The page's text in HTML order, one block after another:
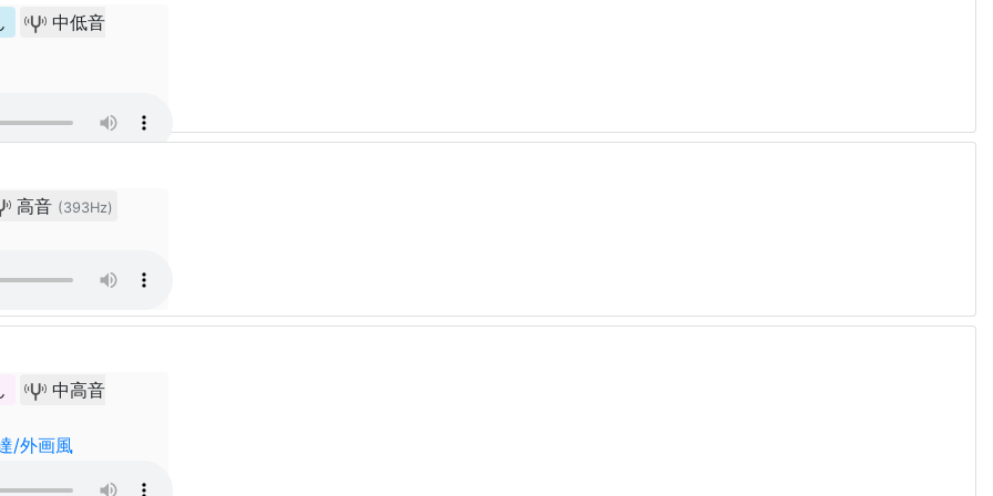
中低音
高音 (393Hz)
中高音
/外画風